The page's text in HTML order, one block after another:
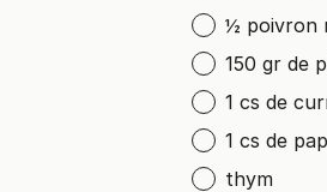
½ poivron
150 gr de
1 cs de
1 cs de
thym